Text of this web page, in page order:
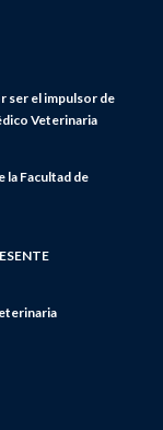
ser el impulsor de
Veterinaria
la Facultad de